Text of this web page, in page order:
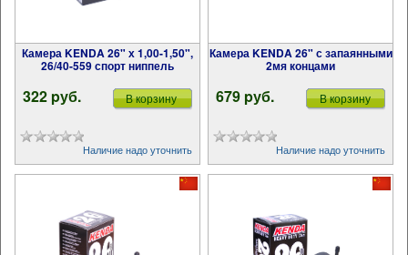
Камера KENDA 26" х 1,00-1,50",
26/40-559 спорт ниппель
322 pуб. В корзину
Наличие надо уточнить
Камера KENDA 26" с запаянными
2мя концами
679 pуб. В корзину
Наличие надо уточнить